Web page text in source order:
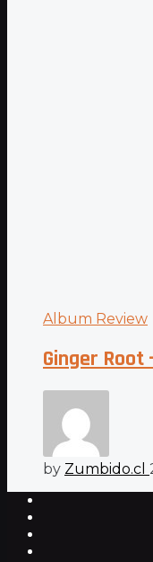
Album Review
Ginger Root
by Zumbido.cl